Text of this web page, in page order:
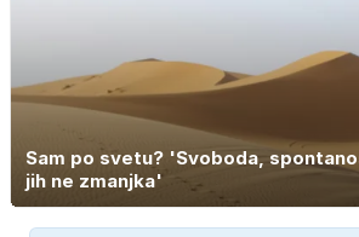
Sam po svetu? 'Svoboda,
jih ne zmanjka'